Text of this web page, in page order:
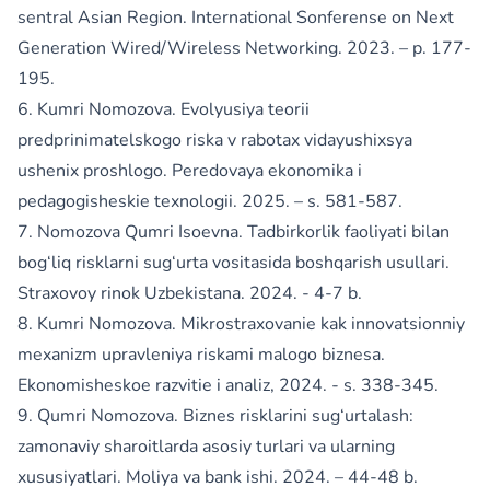
sentral Asian Region. International Sonferense on Next
Generation Wired/Wireless Networking. 2023. – p. 177-
195.
6. Kumri Nomozova. Evolyusiya teorii
predprinimatelskogo riska v rabotax vidayushixsya
ushenix proshlogo. Peredovaya ekonomika i
pedagogisheskie texnologii. 2025. – s. 581-587.
7. Nomozova Qumri Isoevna. Tadbirkorlik faoliyati bilan
bog‘liq risklarni sug‘urta vositasida boshqarish usullari.
Straxovoy rinok Uzbekistana. 2024. - 4-7 b.
8. Kumri Nomozova. Mikrostraxovanie kak innovatsionniy
mexanizm upravleniya riskami malogo biznesa.
Ekonomisheskoe razvitie i analiz, 2024. - s. 338-345.
9. Qumri Nomozova. Biznes risklarini sug‘urtalash:
zamonaviy sharoitlarda asosiy turlari va ularning
xususiyatlari. Moliya va bank ishi. 2024. – 44-48 b.